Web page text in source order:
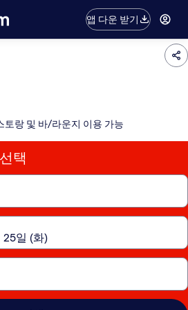
앱 다운 받기
토랑 및 바/라운지 이용 가능
택